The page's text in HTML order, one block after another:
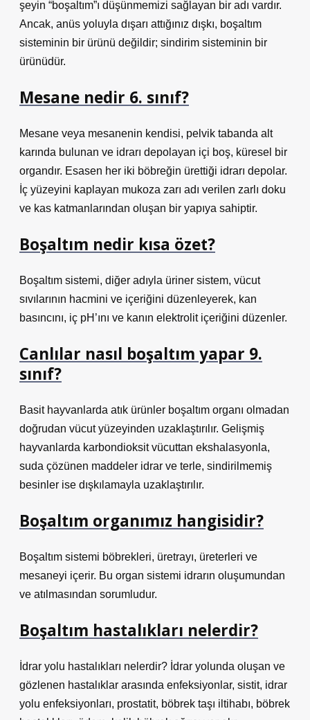
şeyin “boşaltım”ı düşünmemizi sağlayan bir adı vardır.
Ancak, anüs yoluyla dışarı attığınız dışkı, boşaltım
sisteminin bir ürünü değildir; sindirim sisteminin bir
ürünüdür.
Mesane nedir 6. sınıf?
Mesane veya mesanenin kendisi, pelvik tabanda alt
karında bulunan ve idrarı depolayan içi boş, küresel bir
organdır. Esasen her iki böbreğin ürettiği idrarı depolar.
İç yüzeyini kaplayan mukoza zarı adı verilen zarlı doku
ve kas katmanlarından oluşan bir yapıya sahiptir.
Boşaltım nedir kısa özet?
Boşaltım sistemi, diğer adıyla üriner sistem, vücut
sıvılarının hacmini ve içeriğini düzenleyerek, kan
basıncını, iç pH’ını ve kanın elektrolit içeriğini düzenler.
Canlılar nasıl boşaltım yapar 9.
sınıf?
Basit hayvanlarda atık ürünler boşaltım organı olmadan
doğrudan vücut yüzeyinden uzaklaştırılır. Gelişmiş
hayvanlarda karbondioksit vücuttan ekshalasyonla,
suda çözünen maddeler idrar ve terle, sindirilmemiş
besinler ise dışkılamayla uzaklaştırılır.
Boşaltım organımız hangisidir?
Boşaltım sistemi böbrekleri, üretrayı, üreterleri ve
mesaneyi içerir. Bu organ sistemi idrarın oluşumundan
ve atılmasından sorumludur.
Boşaltım hastalıkları nelerdir?
İdrar yolu hastalıkları nelerdir? İdrar yolunda oluşan ve
gözlenen hastalıklar arasında enfeksiyonlar, sistit, idrar
yolu enfeksiyonları, prostatit, böbrek taşı iltihabı, böbrek